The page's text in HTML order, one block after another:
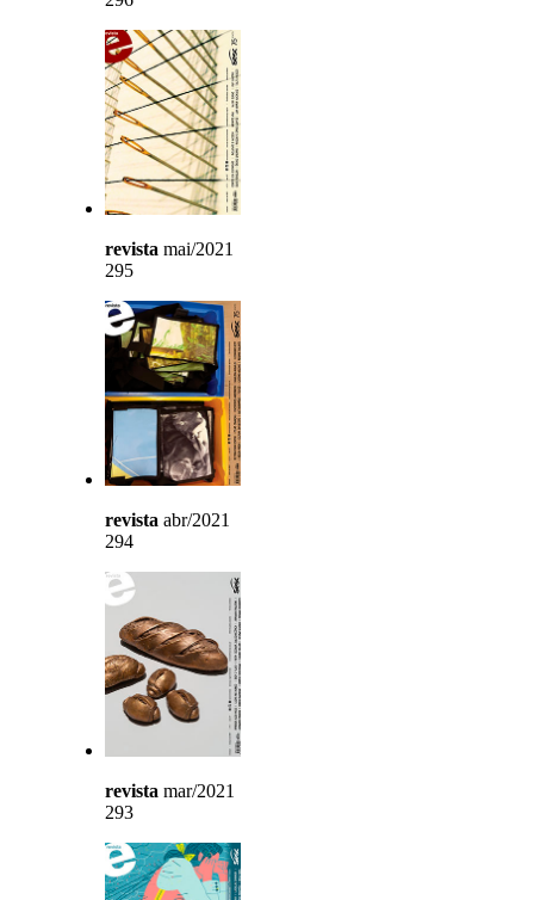
revista mai/2021
295
revista abr/2021
294
revista mar/2021
293